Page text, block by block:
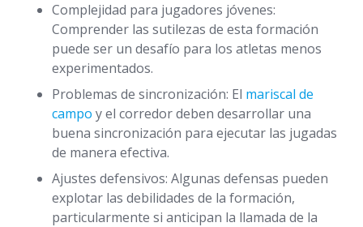
Complejidad para jugadores jóvenes:
Comprender las sutilezas de esta formación
puede ser un desafío para los atletas menos
experimentados.
Problemas de sincronización: El mariscal de
campo y el corredor deben desarrollar una
buena sincronización para ejecutar las jugadas
de manera efectiva.
Ajustes defensivos: Algunas defensas pueden
explotar las debilidades de la formación,
particularmente si anticipan la llamada de la